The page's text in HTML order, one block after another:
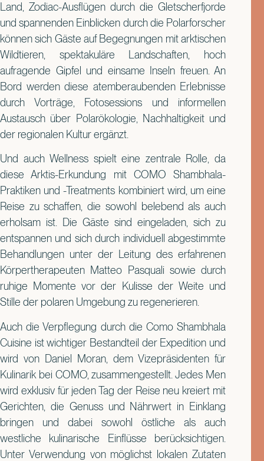
Land, Zodiac-Ausflügen durch die Gletscherfjorde
und spannenden Einblicken durch die Polarforscher
können sich Gäste auf Begegnungen mit arktischen
Wildtieren, spektakuläre Landschaften, hoch
aufragende Gipfel und einsame Inseln freuen. An
Bord werden diese atemberaubenden Erlebnisse
durch Vorträge, Fotosessions und informellen
Austausch über Polarökologie, Nachhaltigkeit und
der regionalen Kultur ergänzt.
Und auch Wellness spielt eine zentrale Rolle, da
diese Arktis-Erkundung mit COMO Shambhala-
Praktiken und -Treatments kombiniert wird, um eine
Reise zu schaffen, die sowohl belebend als auch
erholsam ist. Die Gäste sind eingeladen, sich zu
entspannen und sich durch individuell abgestimmte
Behandlungen unter der Leitung des erfahrenen
Körpertherapeuten Matteo Pasquali sowie durch
ruhige Momente vor der Kulisse der Weite und
Stille der polaren Umgebung zu regenerieren.
Auch die Verpflegung durch die Como Shambhala
Cuisine ist wichtiger Bestandteil der Expedition und
wird von Daniel Moran, dem Vizepräsidenten für
Kulinarik bei COMO, zusammengestellt. Jedes Men
wird exklusiv für jeden Tag der Reise neu kreiert mit
Gerichten, die Genuss und Nährwert in Einklang
bringen und dabei sowohl östliche als auch
westliche kulinarische Einflüsse berücksichtigen.
Unter Verwendung von möglichst lokalen Zutaten